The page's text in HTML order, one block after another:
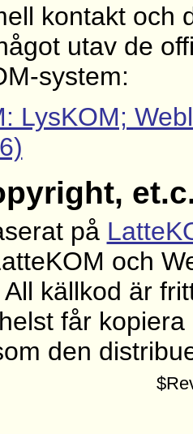
kontakt och
utav de
system:
LysKOM;
på
och
All källkod är
får
den